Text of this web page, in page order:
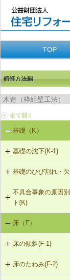
TOP
基礎（K）
基礎の沈下(K-1)
K-1-501 基礎をジャ
え、鋼管圧入工法
K-1-502 基礎をジャ
え、耐圧版工法
K-1-503 グラウト注
基礎のひび割れ・
K-2-501 樹脂注入工
K-2-502 充填工法
K-2-503 打直し工法
不具合事象の原因
ト(K)
基礎の沈下（K-1）
基礎のひび割れ・欠
床（F）
床の傾斜(F-1)
F-1-201 添え床根太
補強（2階以上の場
床のたわみ(F-2)